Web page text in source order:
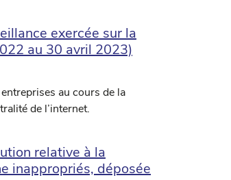
exercée sur la
au 30 avril 2023)
au cours de la
de l’internet.
relative à la
inappropriés, déposée